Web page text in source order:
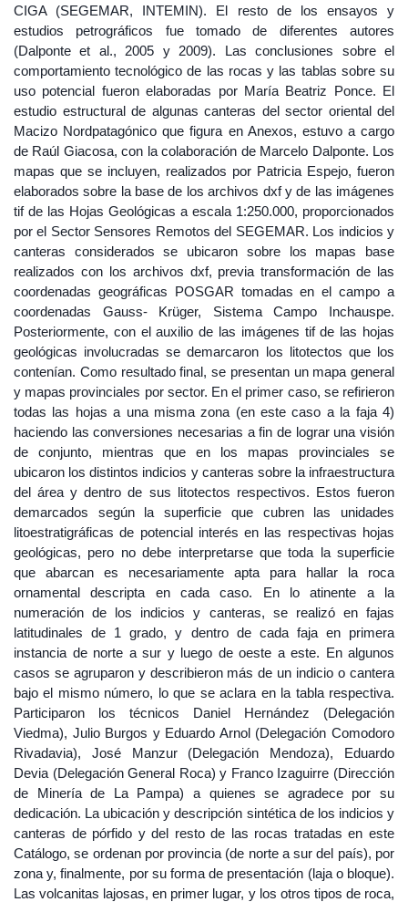
CIGA (SEGEMAR, INTEMIN). El resto de los ensayos y
estudios petrográficos fue tomado de diferentes autores
(Dalponte et al., 2005 y 2009). Las conclusiones sobre el
comportamiento tecnológico de las rocas y las tablas sobre su
uso potencial fueron elaboradas por María Beatriz Ponce. El
estudio estructural de algunas canteras del sector oriental del
Macizo Nordpatagónico que figura en Anexos, estuvo a cargo
de Raúl Giacosa, con la colaboración de Marcelo Dalponte. Los
mapas que se incluyen, realizados por Patricia Espejo, fueron
elaborados sobre la base de los archivos dxf y de las imágenes
tif de las Hojas Geológicas a escala 1:250.000, proporcionados
por el Sector Sensores Remotos del SEGEMAR. Los indicios y
canteras considerados se ubicaron sobre los mapas base
realizados con los archivos dxf, previa transformación de las
coordenadas geográficas POSGAR tomadas en el campo a
coordenadas Gauss- Krüger, Sistema Campo Inchauspe.
Posteriormente, con el auxilio de las imágenes tif de las hojas
geológicas involucradas se demarcaron los litotectos que los
contenían. Como resultado final, se presentan un mapa general
y mapas provinciales por sector. En el primer caso, se refirieron
todas las hojas a una misma zona (en este caso a la faja 4)
haciendo las conversiones necesarias a fin de lograr una visión
de conjunto, mientras que en los mapas provinciales se
ubicaron los distintos indicios y canteras sobre la infraestructura
del área y dentro de sus litotectos respectivos. Estos fueron
demarcados según la superficie que cubren las unidades
litoestratigráficas de potencial interés en las respectivas hojas
geológicas, pero no debe interpretarse que toda la superficie
que abarcan es necesariamente apta para hallar la roca
ornamental descripta en cada caso. En lo atinente a la
numeración de los indicios y canteras, se realizó en fajas
latitudinales de 1 grado, y dentro de cada faja en primera
instancia de norte a sur y luego de oeste a este. En algunos
casos se agruparon y describieron más de un indicio o cantera
bajo el mismo número, lo que se aclara en la tabla respectiva.
Participaron los técnicos Daniel Hernández (Delegación
Viedma), Julio Burgos y Eduardo Arnol (Delegación Comodoro
Rivadavia), José Manzur (Delegación Mendoza), Eduardo
Devia (Delegación General Roca) y Franco Izaguirre (Dirección
de Minería de La Pampa) a quienes se agradece por su
dedicación. La ubicación y descripción sintética de los indicios y
canteras de pórfido y del resto de las rocas tratadas en este
Catálogo, se ordenan por provincia (de norte a sur del país), por
zona y, finalmente, por su forma de presentación (laja o bloque).
Las volcanitas lajosas, en primer lugar, y los otros tipos de roca,